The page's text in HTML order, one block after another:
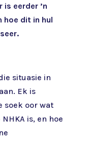
is eerder ’n
hoe dit in hul
situasie in
Ek is
soek oor wat
is, en hoe